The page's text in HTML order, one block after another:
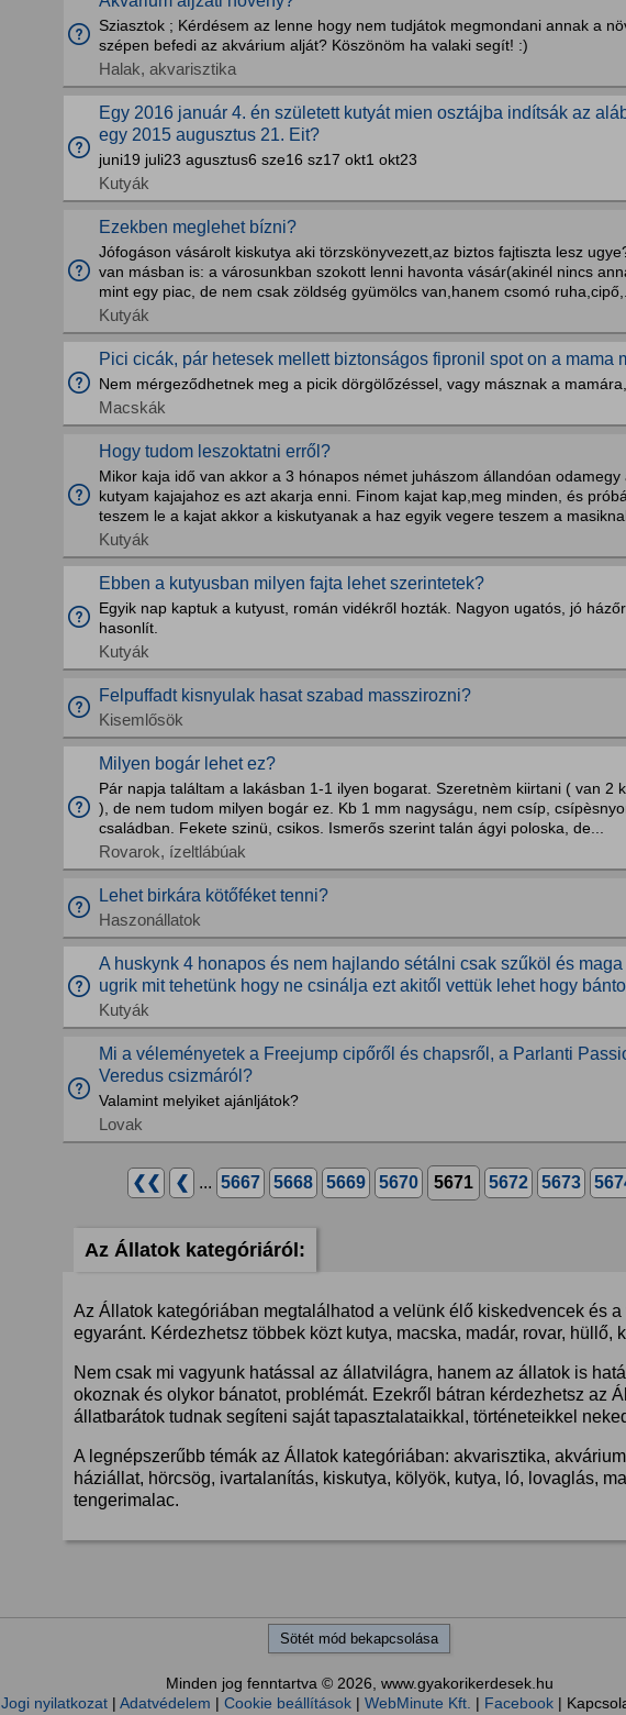
Sziasztok ; Kérdésem az lenne hogy nem tudjátok megmondani annak a
szépen befedi az akvárium alját? Köszönöm ha valaki segít! :)
Halak, akvarisztika
Egy 2016 január 4. én született kutyát mien osztájba indítsák az
egy 2015 augusztus 21. Eit?
juni19 juli23 agusztus6 sze16 sz17 okt1 okt23
Kutyák
Ezekben meglehet bízni?
Jófogáson vásárolt kiskutya aki törzskönyvezett,az biztos fajtiszta lesz
van másban is: a városunkban szokott lenni havonta vásár(akinél nincs
mint egy piac, de nem csak zöldség gyümölcs van,hanem csomó
Kutyák
Pici cicák, pár hetesek mellett biztonságos fipronil spot on a mama
Nem mérgeződhetnek meg a picik dörgölőzéssel, vagy másznak a
Macskák
Hogy tudom leszoktatni erről?
Mikor kaja idő van akkor a 3 hónapos német juhászom állandóan
kutyam kajajahoz es azt akarja enni. Finom kajat kap,meg minden, és
teszem le a kajat akkor a kiskutyanak a haz egyik vegere teszem a
Kutyák
Ebben a kutyusban milyen fajta lehet szerintetek?
Egyik nap kaptuk a kutyust, román vidékről hozták. Nagyon ugatós, jó
hasonlít.
Kutyák
Felpuffadt kisnyulak hasat szabad masszirozni?
Kisemlősök
Milyen bogár lehet ez?
Pár napja találtam a lakásban 1-1 ilyen bogarat. Szeretnèm kiirtani ( van 2
), de nem tudom milyen bogár ez. Kb 1 mm nagyságu, nem csíp,
családban. Fekete szinü, csikos. Ismerős szerint talán ágyi poloska, de...
Rovarok, ízeltlábúak
Lehet birkára kötőféket tenni?
Haszonállatok
A huskynk 4 honapos és nem hajlando sétálni csak szűköl és
ugrik mit tehetünk hogy ne csinálja ezt akitől vettük lehet hogy
Kutyák
Mi a véleményetek a Freejump cipőről és chapsről, a Parlanti
Veredus csizmáról?
Valamint melyiket ajánljátok?
Lovak
❮❮ ❮ ... 5667 5668 5669 5670 5671 5672 5673
Az Állatok kategóriáról:
Az Állatok kategóriában megtalálhatod a velünk élő kiskedvencek és
egyaránt. Kérdezhetsz többek közt kutya, macska, madár, rovar, hüllő,
Nem csak mi vagyunk hatással az állatvilágra, hanem az állatok is
okoznak és olykor bánatot, problémát. Ezekről bátran kérdezhetsz az
állatbarátok tudnak segíteni saját tapasztalataikkal, történeteikkel
A legnépszerűbb témák az Állatok kategóriában: akvarisztika,
háziállat, hörcsög, ivartalanítás, kiskutya, kölyök, kutya, ló, lovaglás,
tengerimalac.
Sötét mód bekapcsolása
Minden jog fenntartva © 2026, www.gyakorikerdesek.hu
Jogi nyilatkozat| Adatvédelem | Cookie beállítások| WebMinute Kft. | Facebook|